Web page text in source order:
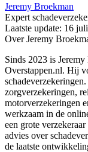
Jeremy Broekman
Expert
Laatste update: 16
Over Jeremy
Sinds 2023 is
Overstappen.nl. Hij
zorgverzekeringen,
motorverzekeringen
werkzaam in de
een grote
advies over
de laatste